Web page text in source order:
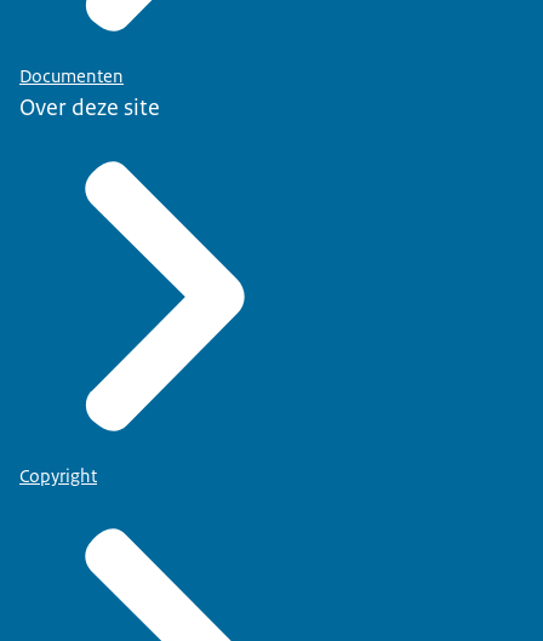
Documenten
Over deze site
Copyright